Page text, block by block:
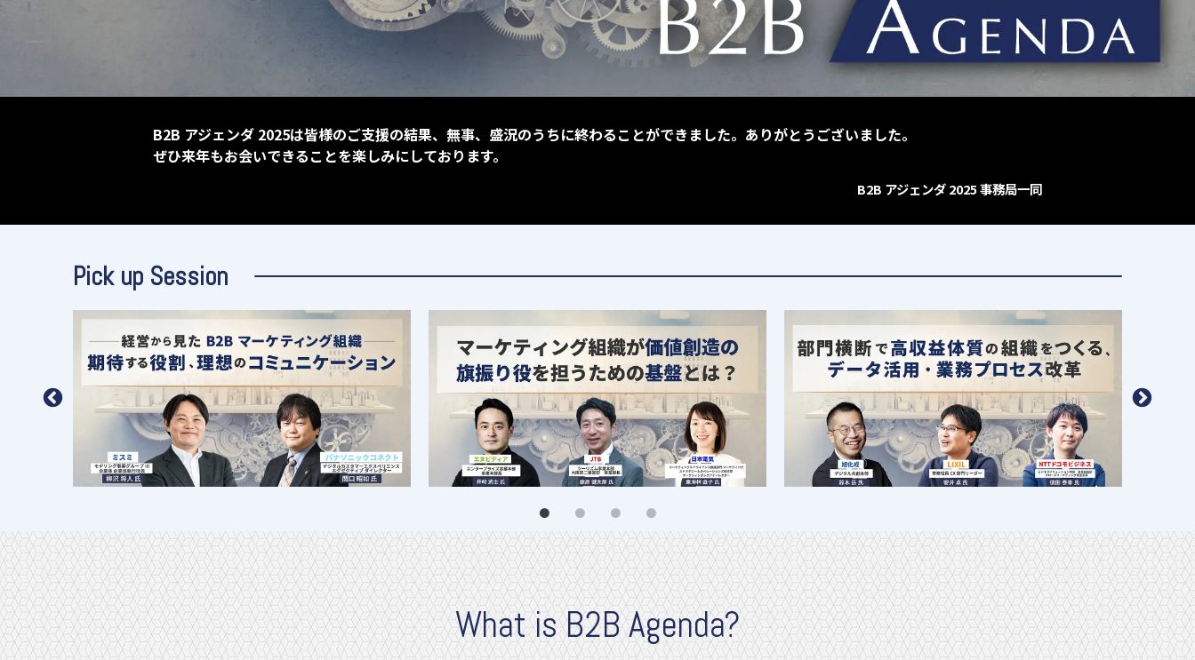
B2B アジェンダ 2025は皆様のご支援の結果、無事、盛況のうちに終わることができました。ありがとうございました。
ぜひ来年もお会いできることを楽しみにしております。
B2B アジェンダ 2025 事務局一同
Pick up Session
What is B2B Agenda?